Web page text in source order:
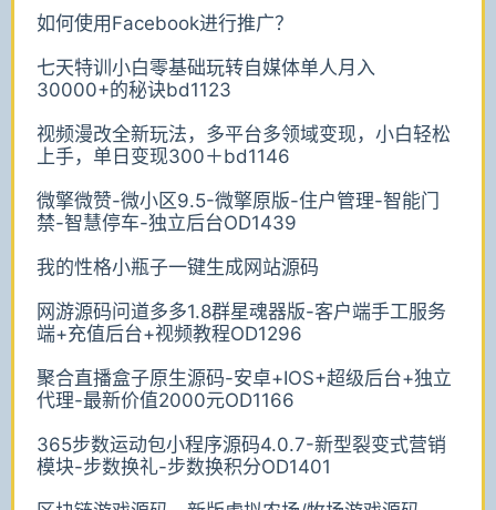
如何使用Facebook进行推广？
七天特训小白零基础玩转自媒体单人月入
30000+的秘诀bd1123
视频漫改全新玩法，多平台多领域变现，小白轻松
上手，单日变现300＋bd1146
微擎微赞-微小区9.5-微擎原版-住户管理-智能门
禁-智慧停车-独立后台OD1439
我的性格小瓶子一键生成网站源码
网游源码问道多多1.8群星魂器版-客户端手工服务
端+充值后台+视频教程OD1296
聚合直播盒子原生源码-安卓+IOS+超级后台+独立
代理-最新价值2000元OD1166
365步数运动包小程序源码4.0.7-新型裂变式营销
模块-步数换礼-步数换积分OD1401